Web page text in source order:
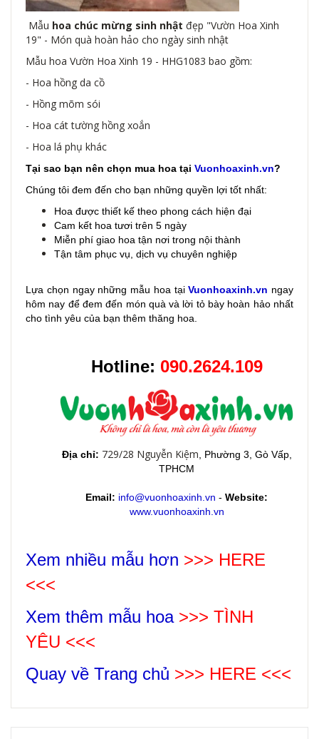
Mẫu hoa chúc mừng sinh nhật đẹp "Vườn Hoa Xinh
19" - Món quà hoàn hảo cho ngày sinh nhật
Mẫu hoa Vườn Hoa Xinh 19 - HHG1083 bao gồm:
- Hoa hồng da cồ
- Hồng mõm sói
- Hoa cát tường hồng xoắn
- Hoa lá phụ khác
Tại sao bạn nên chọn mua hoa tại Vuonhoaxinh.vn?
Chúng tôi đem đến cho bạn những quyền lợi tốt nhất:
Hoa được thiết kế theo phong cách hiện đại
Cam kết hoa tươi trên 5 ngày
Miễn phí giao hoa tận nơi trong nội thành
Tận tâm phục vụ, dịch vụ chuyên nghiệp
Lựa chọn ngay những mẫu hoa tạiVuonhoaxinh.vn ngay
hôm nay để đem đến món quà và lời tỏ bày hoàn hảo nhất
cho tình yêu của bạn thêm thăng hoa.
Hotline: 090.2624.109
Địa chỉ: 729/28 Nguyễn Kiệm , Phường 3, Gò Vấp,
TPHCM
Email: info@vuonhoaxinh.vn - Website:
www.vuonhoaxinh.vn
Xem nhiều mẫu hơn >>> HERE
<<<
Xem thêm mẫu hoa >>> TÌNH
YÊU <<<
Quay về Trang chủ >>> HERE <<<